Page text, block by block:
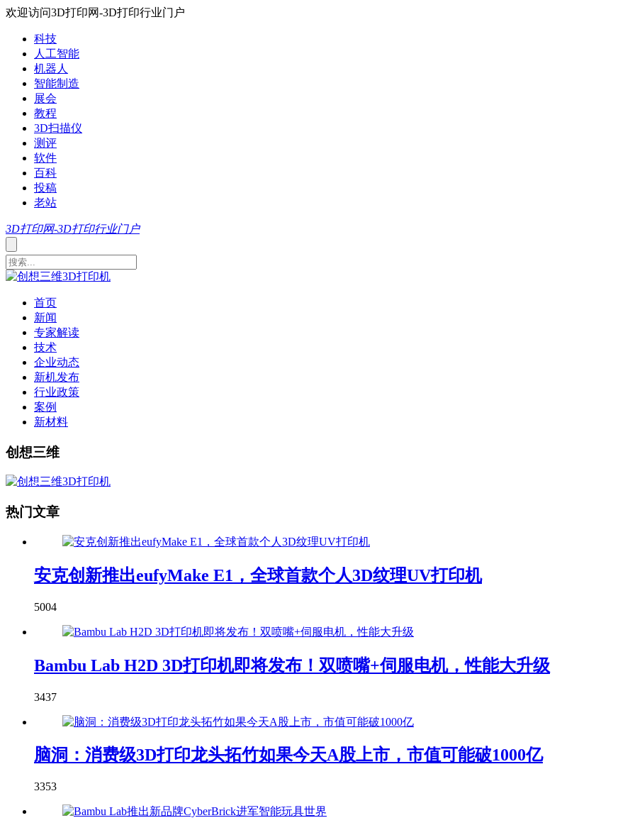
欢迎访问3D打印网-3D打印行业门户
科技
人工智能
机器人
智能制造
展会
教程
3D扫描仪
测评
软件
百科
投稿
老站
3D打印网-3D打印行业门户
首页
新闻
专家解读
技术
企业动态
新机发布
行业政策
案例
新材料
创想三维
热门文章
安克创新推出eufyMake E1，全球首款个人3D纹理UV打印机
5004
Bambu Lab H2D 3D打印机即将发布！双喷嘴+伺服电机，性能大升级
3437
脑洞：消费级3D打印龙头拓竹如果今天A股上市，市值可能破1000亿
3353